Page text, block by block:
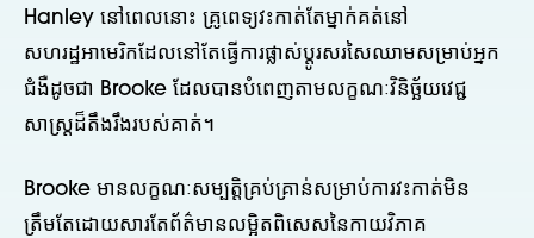
Hanley នៅពេលនោះ គ្រូពេទ្យវះកាត់តែម្នាក់គត់នៅ
សហរដ្ឋអាមេរិកដែលនៅតែធ្វើការផ្លាស់ប្តូរសរសៃឈាមសម្រាប់អ្នក
ជំងឺដូចជា Brooke ដែលបានបំពេញតាមលក្ខណៈវិនិច្ឆ័យវេជ្ជ
សាស្ត្រដ៏តឹងរឹងរបស់គាត់។
Brooke មានលក្ខណៈសម្បត្តិគ្រប់គ្រាន់សម្រាប់ការវះកាត់មិន
ត្រឹមតែដោយសារតែព័ត៌មានលម្អិតពិសេសនៃកាយវិភាគ